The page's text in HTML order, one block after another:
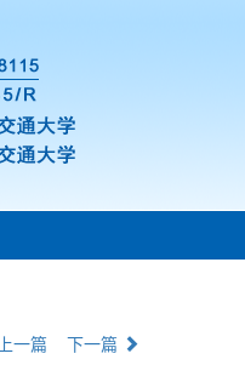
上一篇 下一篇